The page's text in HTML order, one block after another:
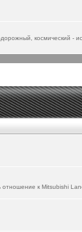
космический -
к Mitsubishi